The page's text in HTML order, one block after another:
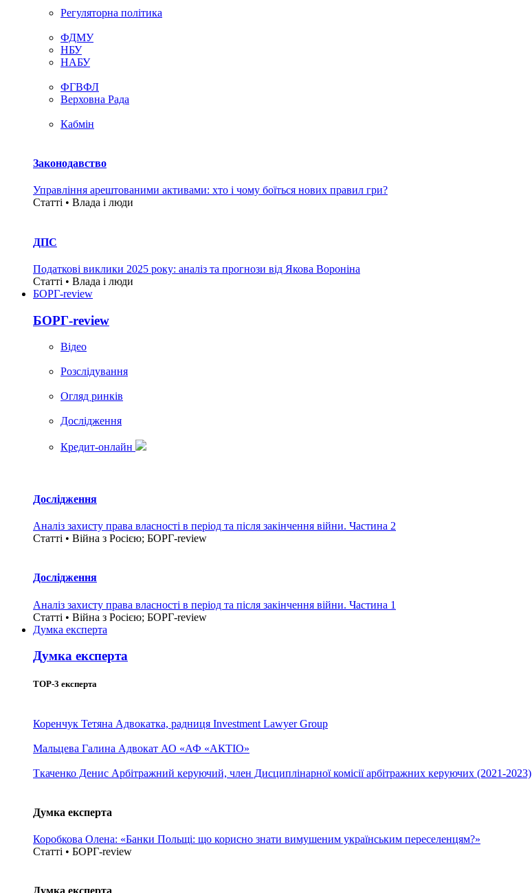
Регуляторна політика
ФДМУ
НБУ
НАБУ
ФГВФЛ
Верховна Рада
Кабмін
Законодавство
Управління арештованими активами: хто і чому боїться нових правил гри?
Статті • Влада i люди
ДПС
Податкові виклики 2025 року: аналіз та прогнози від Якова Вороніна
Статті • Влада i люди
БОРГ-review
БОРГ-review
Вiдео
Розслідування
Огляд ринків
Дослідження
Кредит-онлайн
Дослідження
Аналіз захисту права власності в період та після закінчення війни. Частина 2
Статті • Війна з Росією; БОРГ-review
Дослідження
Аналіз захисту права власності в період та після закінчення війни. Частина 1
Статті • Війна з Росією; БОРГ-review
Думка експерта
Думка експерта
TOP-3 експерта
Коренчук Тетяна Адвокатка, радниця Investment Lawyer Group
Мальцева Галина Адвокат АО «АФ «АКТІО»
Ткаченко Денис Арбітражний керуючий, член Дисциплінарної комісії арбітражних керуючих (2021-2023)
Думка експерта
Коробкова Олена: «Банки Польщі: що корисно знати вимушеним українським переселенцям?»
Статті • БОРГ-review